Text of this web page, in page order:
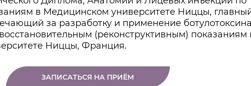
в Медицинском университете Ниццы,
за разработку и применение ботулотоксина
(реконструктивным) показаниям
Ниццы, Франция.
ЗАПИСАТЬСЯ НА ПРИЁМ